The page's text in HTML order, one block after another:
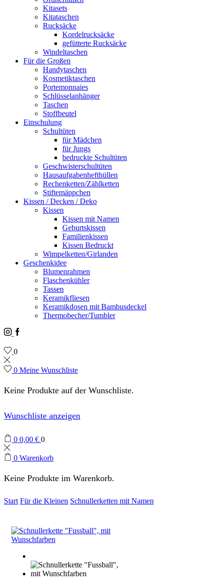
Kitasets
Kitataschen
Rucksäcke
Kordelrucksäcke
gefütterte Rucksäcke
Windeltaschen
Für die Großen
Handytaschen
Kosmetiktaschen
Portemonnaies
Schlüsselanhänger
Taschen
Stoffbeutel
Einschulung
Schultüten
für Mädchen
für Jungs
bedruckte Schultüten
Geschwisterschultüten
Hausaufgabenhefthüllen
Rechenketten/Zählketten
Stiftemäppchen
Kissen / Decken / Deko
Kissen
Kissen mit Namen
Geburtskissen
Familienkissen
Kissen Bedruckt
Wimpelketten/Girlanden
Geschenkidee
Blumenrahmen
Flaschenkühler
Tassen
Keramikfliesen
Keramikdosen mit Bambusdeckel
Thermobecher/Tumbler
Instagram
Facebook
0
0 Meine Wunschliste
Keine Produkte auf der Wunschliste.
Wunschliste anzeigen
0 0,00 € 0
0 Warenkorb
Keine Produkte im Warenkorb.
Start Für die Kleinen Schnullerketten mit Namen